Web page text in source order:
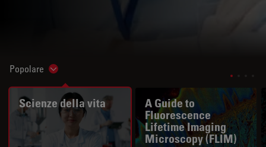
Popolare Show subnavigation
Scienze della vita
A Guide to
Fluorescence
Lifetime Imaging
Microscopy (FLIM)